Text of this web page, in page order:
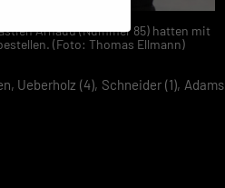
Arnaud (Nummer 85) hatten mit
(Foto: Thomas Ellmann)
Ueberholz (4), Schneider (1), Adams
(z. B. IP-
über die